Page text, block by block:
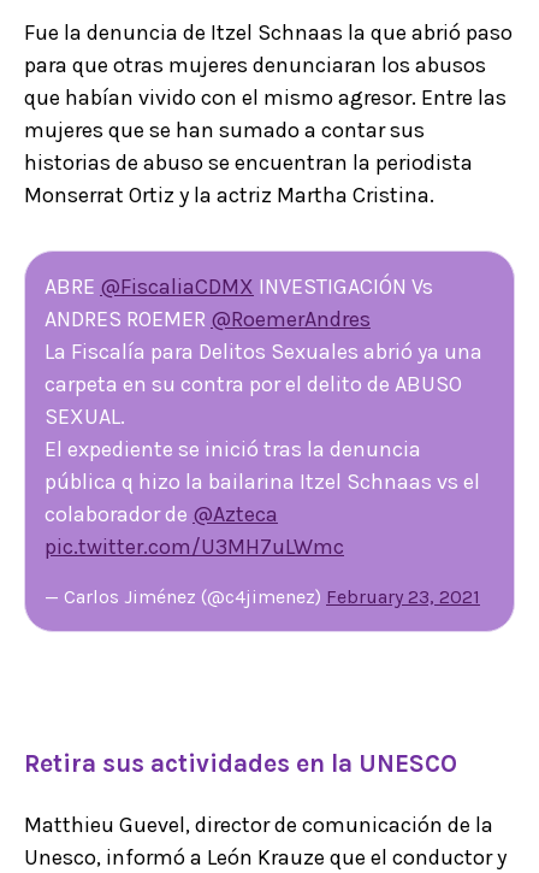
Fue la denuncia de Itzel Schnaas la que abrió paso
para que otras mujeres denunciaran los abusos
que habían vivido con el mismo agresor. Entre las
mujeres que se han sumado a contar sus
historias de abuso se encuentran la periodista
Monserrat Ortiz y la actriz Martha Cristina.
ABRE @FiscaliaCDMX INVESTIGACIÓN Vs
ANDRES ROEMER @RoemerAndres
La Fiscalía para Delitos Sexuales abrió ya una
carpeta en su contra por el delito de ABUSO
SEXUAL.
El expediente se inició tras la denuncia
pública q hizo la bailarina Itzel Schnaas vs el
colaborador de @Azteca
pic.twitter.com/U3MH7uLWmc
— Carlos Jiménez (@c4jimenez) February 23, 2021
Retira sus actividades en la UNESCO
Matthieu Guevel, director de comunicación de la
Unesco, informó a León Krauze que el conductor y